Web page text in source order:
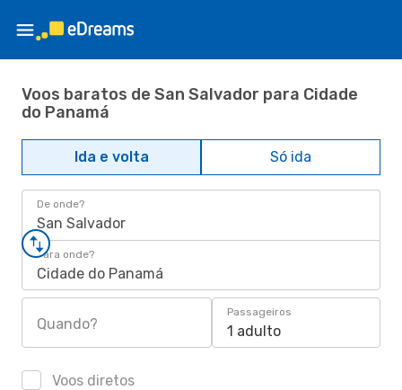
Voos baratos de San Salvador para Cidade
do Panamá
Ida e volta Só ida
De onde?
San Salvador
Para onde?
Cidade do Panamá
Quando?
Passageiros
1 adulto
Voos diretos